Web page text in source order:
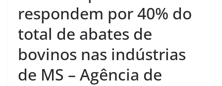
respondem por 40% do
total de abates de
bovinos nas indústrias
de MS – Agência de